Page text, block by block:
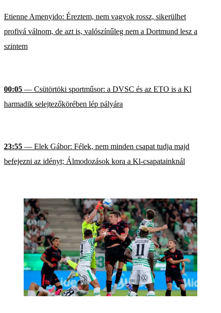
Etienne Amenyido: Éreztem, nem vagyok rossz, sikerülhet
profivá válnom, de azt is, valószínűleg nem a Dortmund lesz a
szintem
00:05 — Csütörtöki sportműsor: a DVSC és az ETO is a Kl
harmadik selejtezőkörében lép pályára
23:55 — Elek Gábor: Félek, nem minden csapat tudja majd
befejezni az idényt; Álmodozások kora a Kl-csapatainknál